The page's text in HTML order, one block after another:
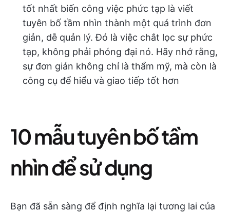
tốt nhất biến công việc phức tạp là viết
tuyên bố tầm nhìn thành một quá trình đơn
giản, dễ quản lý. Đó là việc chắt lọc sự phức
tạp, không phải phóng đại nó. Hãy nhớ rằng,
sự đơn giản không chỉ là thẩm mỹ, mà còn là
công cụ để hiểu và giao tiếp tốt hơn
10 mẫu tuyên bố tầm
nhìn để sử dụng
Bạn đã sẵn sàng để định nghĩa lại tương lai của